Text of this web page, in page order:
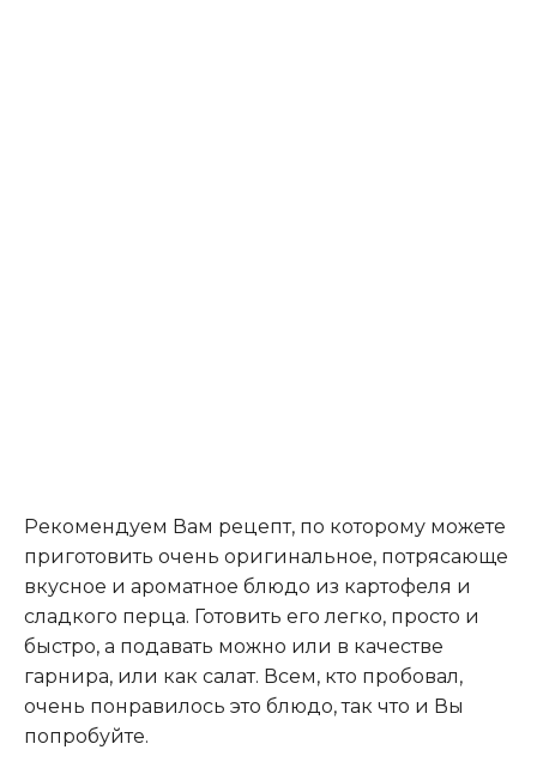
Рекомендуем Вам рецепт, по которому можете
приготовить очень оригинальное, потрясающе
вкусное и ароматное блюдо из картофеля и
сладкого перца. Готовить его легко, просто и
быстро, а подавать можно или в качестве
гарнира, или как салат. Всем, кто пробовал,
очень понравилось это блюдо, так что и Вы
попробуйте.